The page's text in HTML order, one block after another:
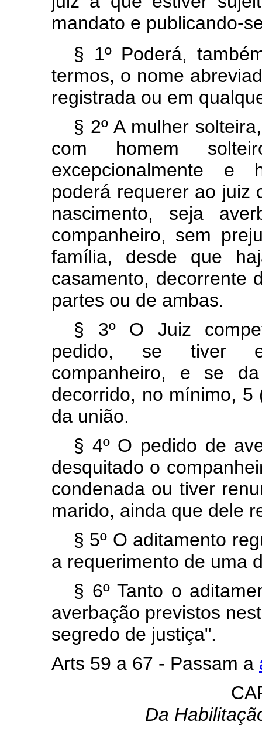
mandato e publicando-
§ 1º Poderá,
termos, o nome
registrada ou em
§ 2º A mulher
com homem
excepcionalmente e
poderá requerer ao juiz
nascimento, seja
companheiro, sem
família, desde que
casamento, decorrente
partes ou de ambas.
§ 3º O Juiz
pedido, se tiver
companheiro, e se
decorrido, no mínimo, 5
da união.
§ 4º O pedido de
desquitado o
condenada ou tiver
marido, ainda que dele
§ 5º O aditamento
a requerimento de uma
§ 6º Tanto o
averbação previstos
segredo de justiça".
Arts 59 a 67 - Passam a
Da